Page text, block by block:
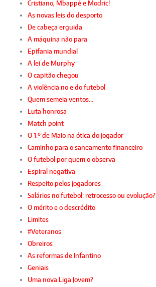
Cristiano, Mbappé e Modric!
As novas leis do desporto
De cabeça erguida
A máquina não para
Epifania mundial
A lei de Murphy
O capitão chegou
A violência no e do futebol
Quem semeia ventos…
Luta honrosa
Match point
O 1.º de Maio na ótica do jogador
Caminho para o saneamento financeiro
O futebol por quem o observa
Espiral negativa
Respeito pelos jogadores
Salários no futebol: retrocesso ou evolução?
O mérito e o descrédito
Limites
#Veteranos
Obreiros
As reformas de Infantino
Geniais
Uma nova Liga Jovem?